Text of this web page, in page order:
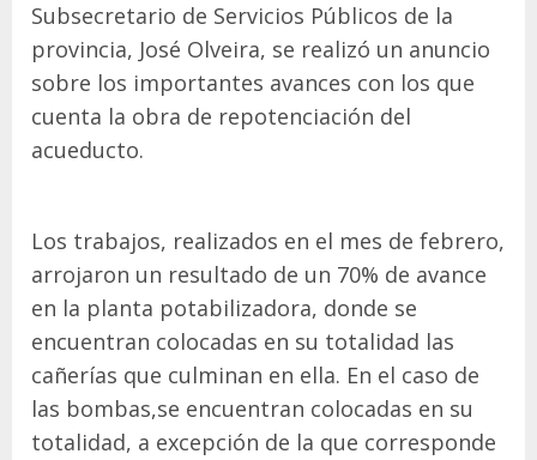
Subsecretario de Servicios Públicos de la
provincia, José Olveira, se realizó un anuncio
sobre los importantes avances con los que
cuenta la obra de repotenciación del
acueducto.
Los trabajos, realizados en el mes de febrero,
arrojaron un resultado de un 70% de avance
en la planta potabilizadora, donde se
encuentran colocadas en su totalidad las
cañerías que culminan en ella. En el caso de
las bombas,se encuentran colocadas en su
totalidad, a excepción de la que corresponde